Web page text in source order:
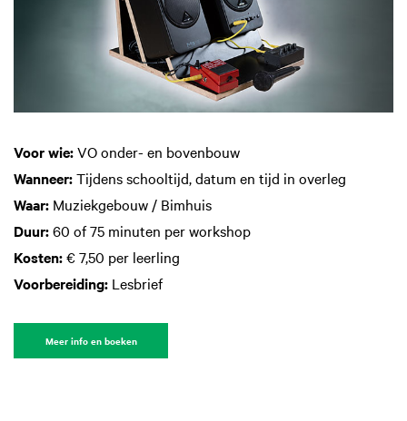
Voor wie:VO onder- en bovenbouw
Wanneer:Tijdens schooltijd, datum en tijd in overleg
Waar: Muziekgebouw / Bimhuis
Duur:60 of 75 minuten per workshop
Kosten:€ 7,50 per leerling
Voorbereiding: Lesbrief
Meer info en boeken